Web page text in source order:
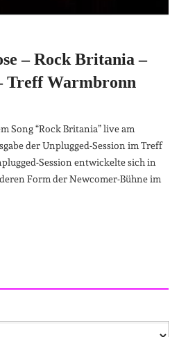
– Rock Britania –
Treff Warmbronn
Song “Rock Britania” live am
der Unplugged-Session im Treff
Session entwickelte sich in
Form der Newcomer-Bühne im